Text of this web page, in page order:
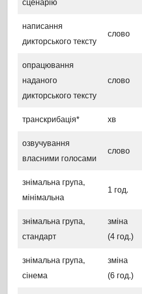
сценарію
написання
дикторського тексту
слово
опрацювання
наданого
дикторського тексту
слово
транскрибація* хв
озвучування
власними голосами
слово
знімальна група,
мінімальна
1 год.
знімальна група,
стандарт
зміна
(4 год.)
знімальна група,
сінема
зміна
(6 год.)